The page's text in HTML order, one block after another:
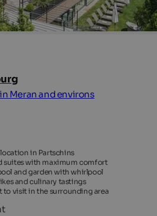
Meran and environs
in Partschins
suites with maximum comfort
and garden with whirlpool
and culinary tastings
to visit in the surrounding area